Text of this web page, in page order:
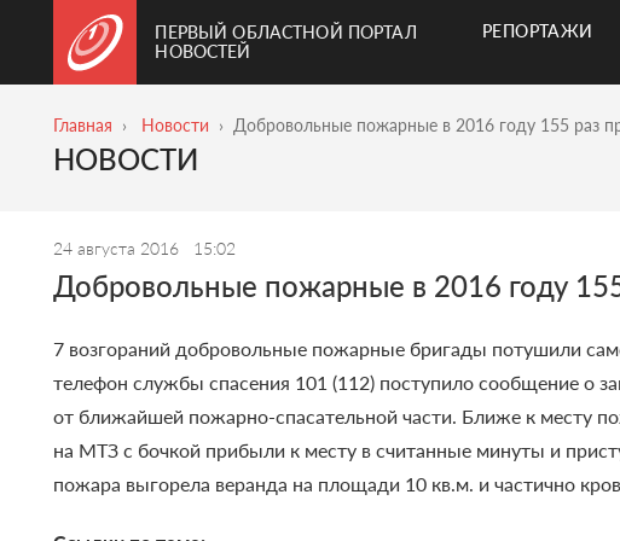
ПЕРВЫЙ ОБЛАСТНОЙ ПОРТАЛ
НОВОСТЕЙ
РЕПОРТАЖИ
Главная Новости Добровольные пожарные в 2016 году 155 раз
НОВОСТИ
24 августа 2016 15:02
Добровольные пожарные в 2016 году
7 возгораний добровольные пожарные бригады потушили
телефон службы спасения 101 (112) поступило сообщение о
от ближайшей пожарно-спасательной части. Ближе к месту
на МТЗ с бочкой прибыли к месту в считанные минуты и
пожара выгорела веранда на площади 10 кв.м. и частично